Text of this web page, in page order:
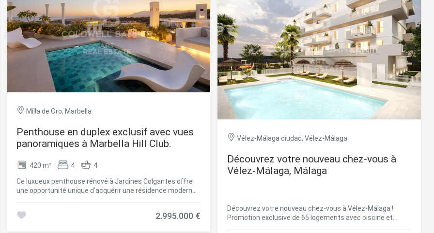
Milla de Oro, Marbella
Penthouse en duplex exclusif avec vues
panoramiques à Marbella Hill Club.
420 m² 4 4
Ce luxueux penthouse rénové à Jardines Colgantes offre
une opportunité unique d'acquérir une résidence moderne
exigeants qui apprécient à la fois la qualité architecturale
2.995.000 €
Vélez-Málaga ciudad, Vélez-Málaga
Découvrez votre nouveau chez-vous à
Vélez-Málaga, Málaga
Découvrez votre nouveau chez-vous à Vélez-Málaga !
Promotion exclusive de 65 logements avec piscine et
les cookies
et Fonctionnel Toujours actif
utilise ses propres cookies pour collecter des informations afin
nos services. Si vous continuez à naviguer, vous acceptez leur installation.
a la possibilité de configurer son navigateur, pouvant, s'il le souhaite,
leur installation sur son disque dur, même s'il doit garder à l'esprit qu'une
peut entraîner des difficultés de navigation sur le site.